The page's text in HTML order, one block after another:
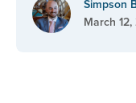
Simpson
March